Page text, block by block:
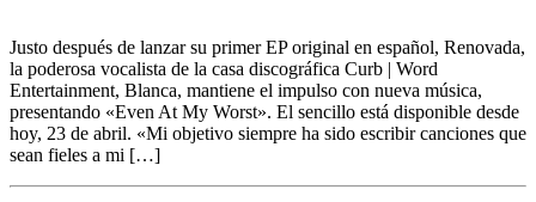
Justo después de lanzar su primer EP original en español, Renovada,
la poderosa vocalista de la casa discográfica Curb | Word
Entertainment, Blanca, mantiene el impulso con nueva música,
presentando «Even At My Worst». El sencillo está disponible desde
hoy, 23 de abril. «Mi objetivo siempre ha sido escribir canciones que
sean fieles a mi […]